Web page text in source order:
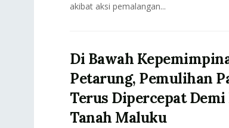
akibat aksi pemalangan...
Di Bawah
Petarung, Pemulihan
Terus Dipercepat
Tanah Maluku